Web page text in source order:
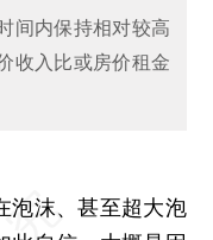
间内保持相对较高
收入比或房价租金
泡沫、甚至超大泡